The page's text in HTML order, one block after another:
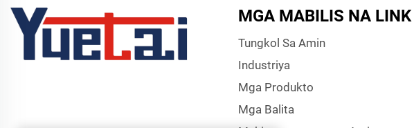
MGA MABILIS NA LINK
Tungkol Sa Amin
Industriya
Mga Produkto
Mga Balita